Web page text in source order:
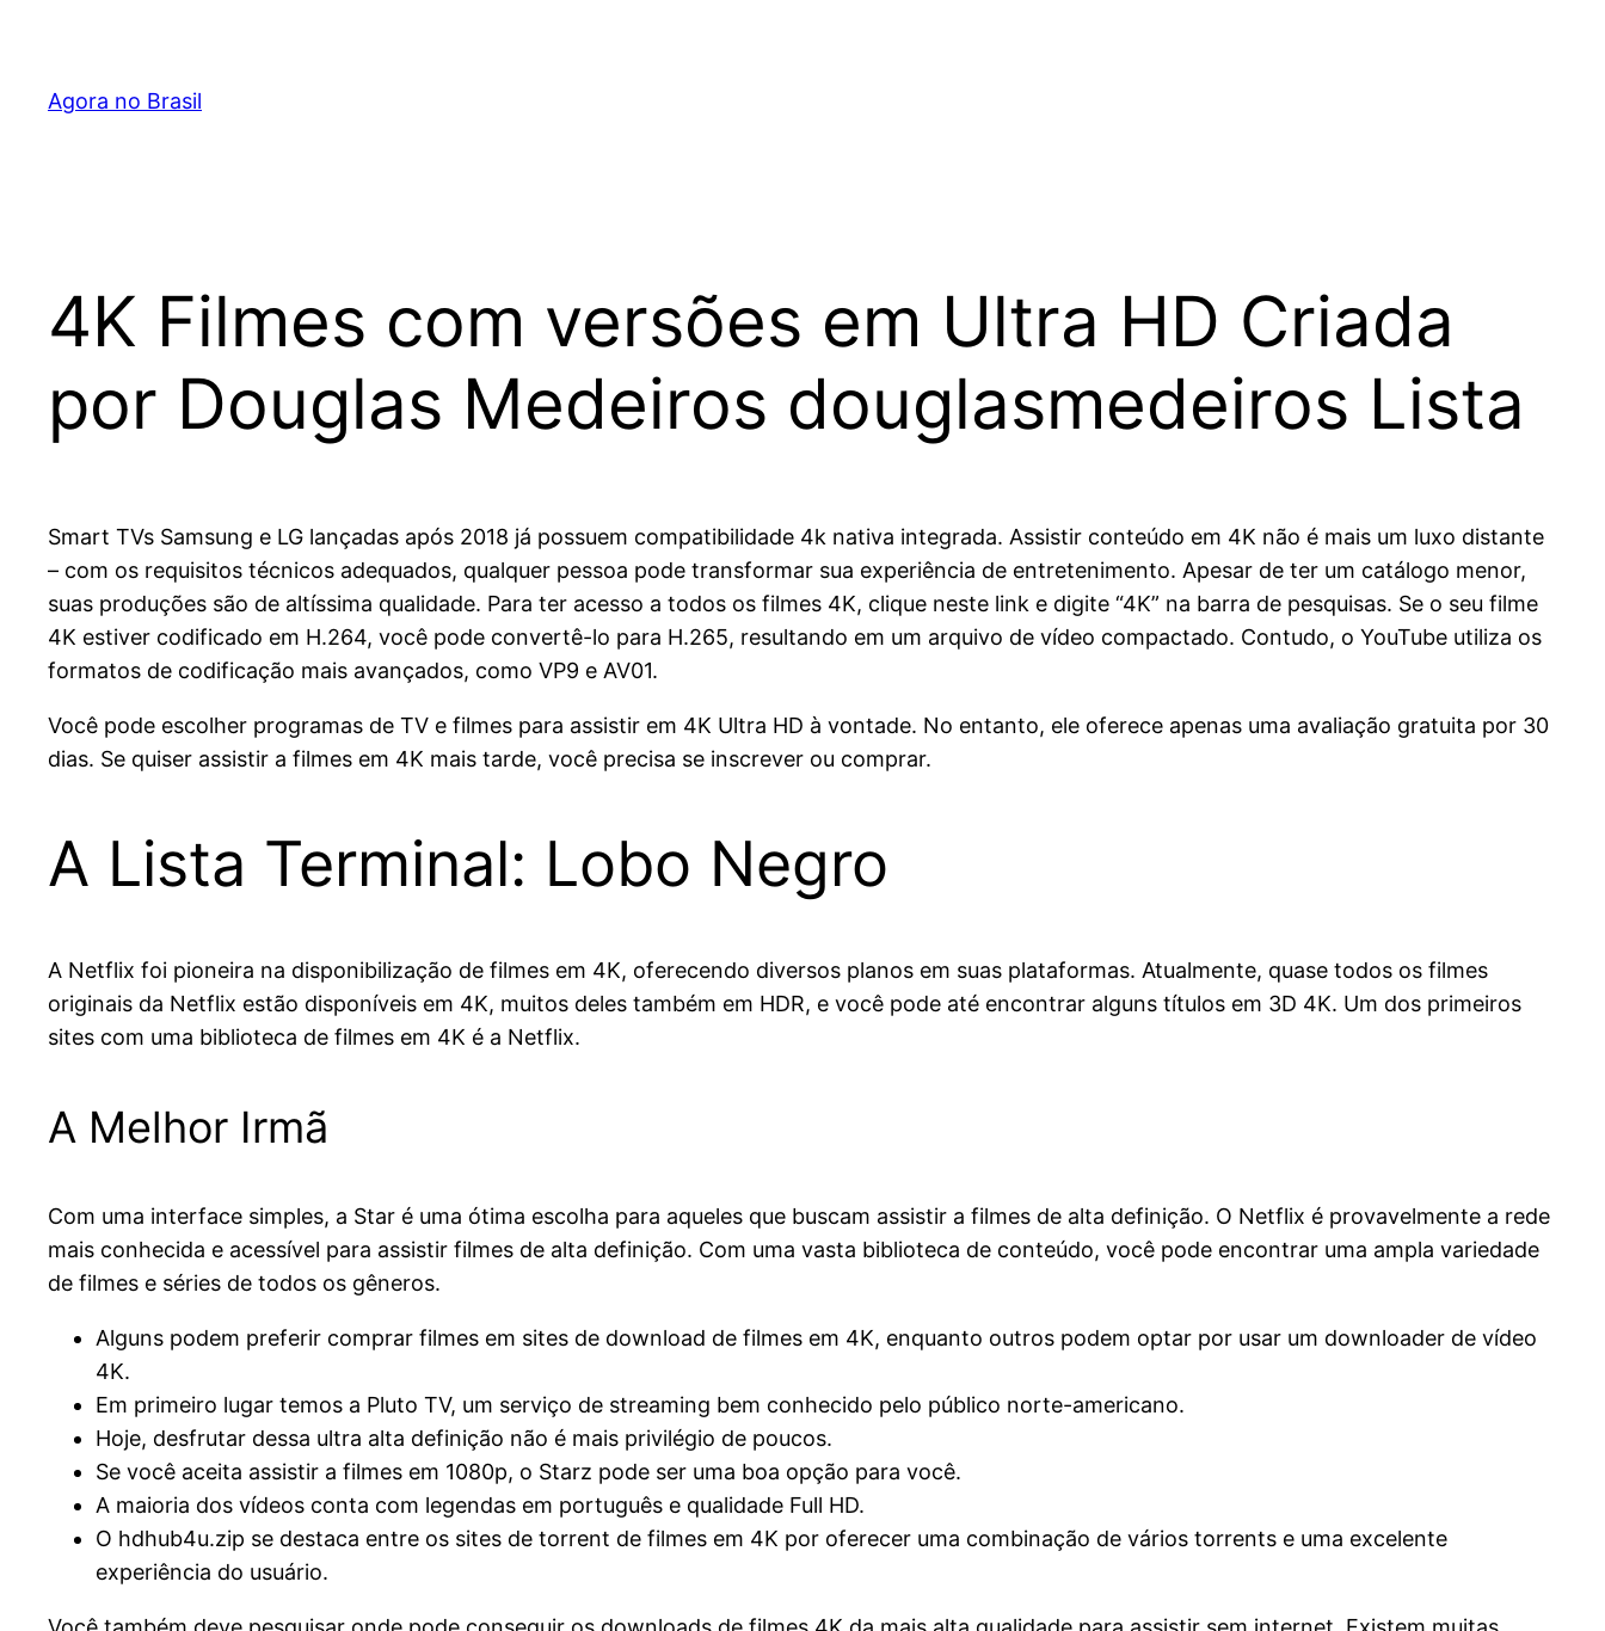
Agora no Brasil
4K Filmes com versões em Ultra HD Criada
por Douglas Medeiros douglasmedeiros Lista
Smart TVs Samsung e LG lançadas após 2018 já possuem compatibilidade 4k nativa integrada. Assistir conteúdo em 4K não é mais um luxo distante
– com os requisitos técnicos adequados, qualquer pessoa pode transformar sua experiência de entretenimento. Apesar de ter um catálogo menor,
suas produções são de altíssima qualidade. Para ter acesso a todos os filmes 4K, clique neste link e digite “4K” na barra de pesquisas. Se o seu filme
4K estiver codificado em H.264, você pode convertê-lo para H.265, resultando em um arquivo de vídeo compactado. Contudo, o YouTube utiliza os
formatos de codificação mais avançados, como VP9 e AV01.
Você pode escolher programas de TV e filmes para assistir em 4K Ultra HD à vontade. No entanto, ele oferece apenas uma avaliação gratuita por 30
dias. Se quiser assistir a filmes em 4K mais tarde, você precisa se inscrever ou comprar.
A Lista Terminal: Lobo Negro
A Netflix foi pioneira na disponibilização de filmes em 4K, oferecendo diversos planos em suas plataformas. Atualmente, quase todos os filmes
originais da Netflix estão disponíveis em 4K, muitos deles também em HDR, e você pode até encontrar alguns títulos em 3D 4K. Um dos primeiros
sites com uma biblioteca de filmes em 4K é a Netflix.
A Melhor Irmã
Com uma interface simples, a Star é uma ótima escolha para aqueles que buscam assistir a filmes de alta definição. O Netflix é provavelmente a rede
mais conhecida e acessível para assistir filmes de alta definição. Com uma vasta biblioteca de conteúdo, você pode encontrar uma ampla variedade
de filmes e séries de todos os gêneros.
Alguns podem preferir comprar filmes em sites de download de filmes em 4K, enquanto outros podem optar por usar um downloader de vídeo
4K.
Em primeiro lugar temos a Pluto TV, um serviço de streaming bem conhecido pelo público norte-americano.
Hoje, desfrutar dessa ultra alta definição não é mais privilégio de poucos.
Se você aceita assistir a filmes em 1080p, o Starz pode ser uma boa opção para você.
A maioria dos vídeos conta com legendas em português e qualidade Full HD.
O hdhub4u.zip se destaca entre os sites de torrent de filmes em 4K por oferecer uma combinação de vários torrents e uma excelente
experiência do usuário.